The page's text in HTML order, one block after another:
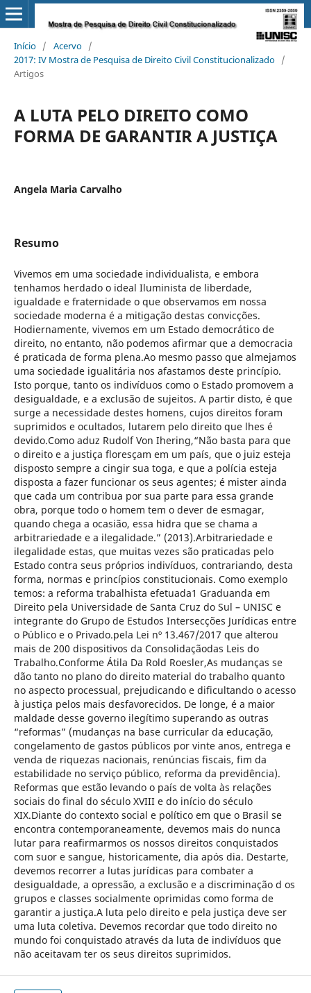
Início / Acervo /
2017: IV Mostra de Pesquisa de Direito Civil Constitucionalizado /
Artigos
A LUTA PELO DIREITO COMO
FORMA DE GARANTIR A JUSTIÇA
Angela Maria Carvalho
Resumo
Vivemos em uma sociedade individualista, e embora
tenhamos herdado o ideal Iluminista de liberdade,
igualdade e fraternidade o que observamos em nossa
sociedade moderna é a mitigação destas convicções.
Hodiernamente, vivemos em um Estado democrático de
direito, no entanto, não podemos afirmar que a democracia
é praticada de forma plena.Ao mesmo passo que almejamos
uma sociedade igualitária nos afastamos deste princípio.
Isto porque, tanto os indivíduos como o Estado promovem a
desigualdade, e a exclusão de sujeitos. A partir disto, é que
surge a necessidade destes homens, cujos direitos foram
suprimidos e ocultados, lutarem pelo direito que lhes é
devido.Como aduz Rudolf Von Ihering,“Não basta para que
o direito e a justiça floresçam em um país, que o juiz esteja
disposto sempre a cingir sua toga, e que a polícia esteja
disposta a fazer funcionar os seus agentes; é mister ainda
que cada um contribua por sua parte para essa grande
obra, porque todo o homem tem o dever de esmagar,
quando chega a ocasião, essa hidra que se chama a
arbitrariedade e a ilegalidade.” (2013).Arbitrariedade e
ilegalidade estas, que muitas vezes são praticadas pelo
Estado contra seus próprios indivíduos, contrariando, desta
forma, normas e princípios constitucionais. Como exemplo
temos: a reforma trabalhista efetuada1 Graduanda em
Direito pela Universidade de Santa Cruz do Sul – UNISC e
integrante do Grupo de Estudos Intersecções Jurídicas entre
o Público e o Privado.pela Lei nº 13.467/2017 que alterou
mais de 200 dispositivos da Consolidaçãodas Leis do
Trabalho.Conforme Átila Da Rold Roesler,As mudanças se
dão tanto no plano do direito material do trabalho quanto
no aspecto processual, prejudicando e dificultando o acesso
à justiça pelos mais desfavorecidos. De longe, é a maior
maldade desse governo ilegítimo superando as outras
“reformas” (mudanças na base curricular da educação,
congelamento de gastos públicos por vinte anos, entrega e
venda de riquezas nacionais, renúncias fiscais, fim da
estabilidade no serviço público, reforma da previdência).
Reformas que estão levando o país de volta às relações
sociais do final do século XVIII e do início do século
XIX.Diante do contexto social e político em que o Brasil se
encontra contemporaneamente, devemos mais do nunca
lutar para reafirmarmos os nossos direitos conquistados
com suor e sangue, historicamente, dia após dia. Destarte,
devemos recorrer a lutas jurídicas para combater a
desigualdade, a opressão, a exclusão e a discriminação d os
grupos e classes socialmente oprimidas como forma de
garantir a justiça.A luta pelo direito e pela justiça deve ser
uma luta coletiva. Devemos recordar que todo direito no
mundo foi conquistado através da luta de indivíduos que
não aceitavam ter os seus direitos suprimidos.